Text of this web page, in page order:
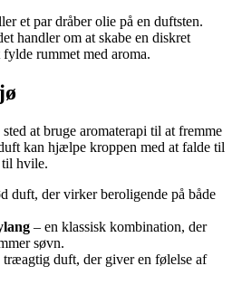
et par dråber olie på en duftsten.
handler om at skabe en diskret
rummet med aroma.
at bruge aromaterapi til at fremme
kan hjælpe kroppen med at falde til
til hvile.
duft, der virker beroligende på både
– en klassisk kombination, der
søvn.
træagtig duft, der giver en følelse af